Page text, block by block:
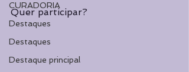
CURADORIA
Destaques
Destaques
Destaque principal
Quer participar?